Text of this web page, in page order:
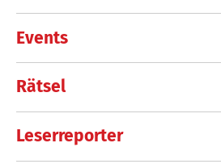
Events
Rätsel
Leserreporter